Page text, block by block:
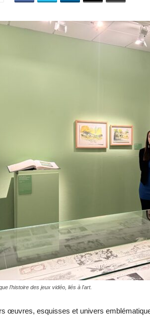
l'histoire des jeux vidéo, liés à l'art.
œuvres, esquisses et univers